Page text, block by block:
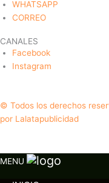
WHATSAPP
CORREO
CANALES
Facebook
Instagram
© Todos los derechos
por Lalatapublicidad
MENU